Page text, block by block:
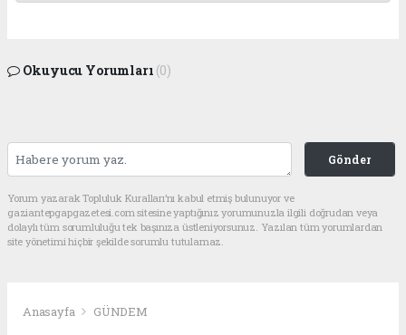
Okuyucu Yorumları (0)
Gönder
Yorum yazarak Topluluk Kuralları’nı kabul etmiş bulunuyor ve
gaziantepgapgazetesi.com sitesine yaptığınız yorumunuzla ilgili doğrudan veya
dolaylı tüm sorumluluğu tek başınıza üstleniyorsunuz. Yazılan tüm yorumlardan
site yönetimi hiçbir şekilde sorumlu tutulamaz.
Anasayfa GÜNDEM